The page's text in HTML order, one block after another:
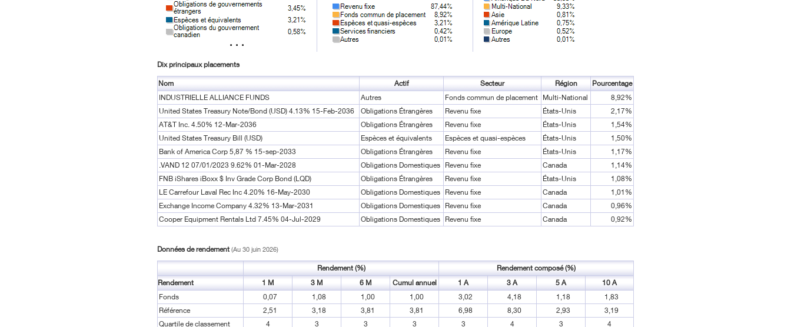
Dix principaux placements
Nom Actif Secteur Région
Pourcentage
INDUSTRIELLE ALLIANCE FUNDS
Autres Fonds commun de placement Multi-National
8,92%
United States Treasury Note/Bond (USD) 4.13% 15-Feb-2036
Obligations Étrangères Revenu fixe États-Unis
2,17%
AT&T Inc. 4.50% 12-Mar-2036
Obligations Étrangères Revenu fixe États-Unis
1,54%
United States Treasury Bill (USD)
Espèces et équivalents Espèces et quasi-espèces États-Unis
1,50%
Bank of America Corp 5,87 % 15-sep-2033
Obligations Étrangères Revenu fixe États-Unis
1,17%
.VAND 12 07/01/2023 9.62% 01-Mar-2028
Obligations Domestiques Revenu fixe Canada
1,14%
FNB iShares iBoxx $ Inv Grade Corp Bond (LQD)
Obligations Étrangères Revenu fixe États-Unis
1,08%
LE Carrefour Laval Rec Inc 4.20% 16-May-2030
Obligations Domestiques Revenu fixe Canada
1,01%
Exchange Income Company 4.32% 13-Mar-2031
Obligations Domestiques Revenu fixe Canada
0,96%
Cooper Equipment Rentals Ltd 7.45% 04-Jul-2029
Obligations Domestiques Revenu fixe Canada 0,92%
Données de rendement (Au 30 juin 2026)
Rendement (%)
Rendement composé (%)
Rendement
1 M 3 M 6 M Cumul annuel 1 A 3 A 5 A
10 A
Fonds
0,07 1,08 1,00 1,00 3,02 4,18 1,18
1,83
Référence
2,51 3,18 3,81 3,81 6,98 8,30 2,93
3,19
Quartile de classement
4 3 3 3 3 4 3 4